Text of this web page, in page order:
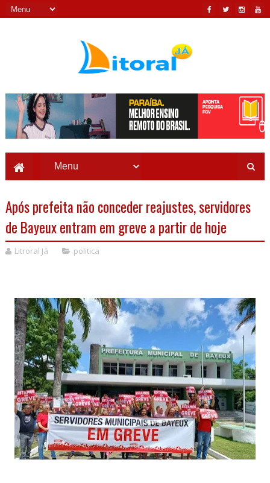
Após prefeita não conceder reajustes, servidores
de Bayeux entram em greve a partir de hoje
Litroral Já politica